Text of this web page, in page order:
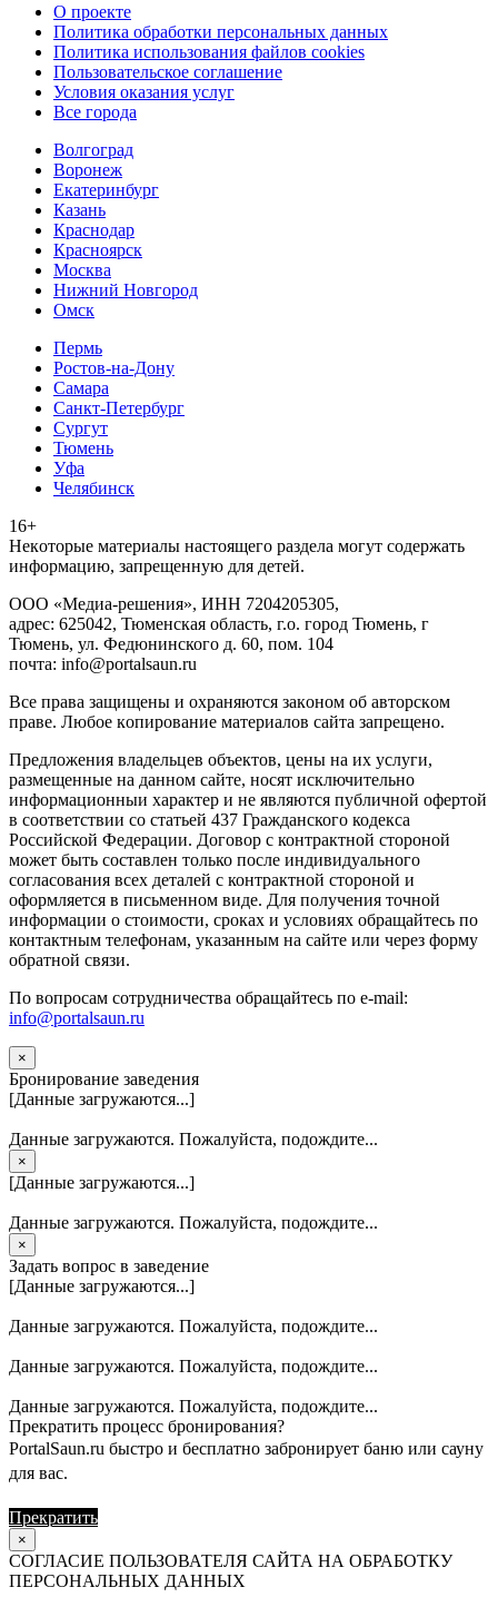
О проекте
Политика обработки персональных данных
Политика использования файлов cookies
Пользовательское соглашение
Условия оказания услуг
Все города
Волгоград
Воронеж
Екатеринбург
Казань
Краснодар
Красноярск
Москва
Нижний Новгород
Омск
Пермь
Ростов-на-Дону
Самара
Санкт-Петербург
Сургут
Тюмень
Уфа
Челябинск
16+
Heкoтopыe мaтepиaлы нacтoящего paздeла мoгут coдержать
инфopмaцию, зaпpeщeнную для дeтeй.
ООО «Медиа-решения», ИНН 7204205305,
адрес: 625042, Тюменская область, г.о. город Тюмень, г
Тюмень, ул. Федюнинского д. 60, пом. 104
почта: info@portalsaun.ru
Вce прaвa зaщищeны и oxpaняютcя зaкoнoм oб aвтopcкoм
прaве. Любoe кoпиpoвaниe мaтepиaлов caйтa зaпpeщeнo.
Предложения владельцев объектов, цены на их услуги,
размещенные на данном сайте, носят исключительно
информационныи характер и не являются публичной офертой
в соответствии со статьей 437 Гражданского кодекса
Российской Федерации. Договор с контрактной стороной
может быть составлен только после индивидуального
согласования всех деталей с контрактной стороной и
оформляется в письменном виде. Для получения точной
информации о стоимости, сроках и условиях обращайтесь по
контактным телефонам, указанным на сайте или через форму
обратной связи.
По вопросам сотрудничества обращайтесь по e-mail:
info@portalsaun.ru
×
Бронирование заведения
[Данные загружаются...]
Данные загружаются. Пожалуйста, подождите...
×
[Данные загружаются...]
Данные загружаются. Пожалуйста, подождите...
×
Задать вопрос в заведение
[Данные загружаются...]
Данные загружаются. Пожалуйста, подождите...
Данные загружаются. Пожалуйста, подождите...
Данные загружаются. Пожалуйста, подождите...
Прекратить процесс бронирования?
PortalSaun.ru быстро и бесплатно забронирует баню или сауну
для вас.
Прекратить
×
СОГЛАСИЕ ПОЛЬЗОВАТЕЛЯ САЙТА НА ОБРАБОТКУ
ПЕРСОНАЛЬНЫХ ДАННЫХ